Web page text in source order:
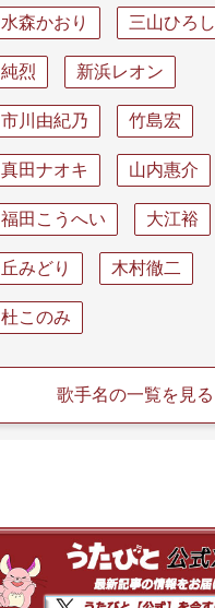
水森かおり 三山ひろし
純烈 新浜レオン
市川由紀乃 竹島宏
真田ナオキ 山内惠介
福田こうへい 大江裕
丘みどり 木村徹二
杜このみ
歌手名の一覧を見る